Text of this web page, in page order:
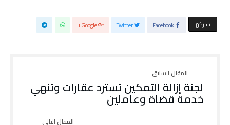
‫‫ شاركها‬ Facebook
Twitter
Google+
لجنة إزالة التمكين تسترد عقارات وتنهي
خدمة قضاة وعاملين